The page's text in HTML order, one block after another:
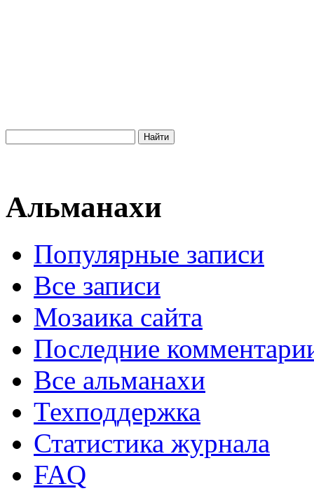
Альманахи
Популярные записи
Все записи
Мозаика сайта
Последние
Все альманахи
Техподдержка
Статистика журнала
FAQ